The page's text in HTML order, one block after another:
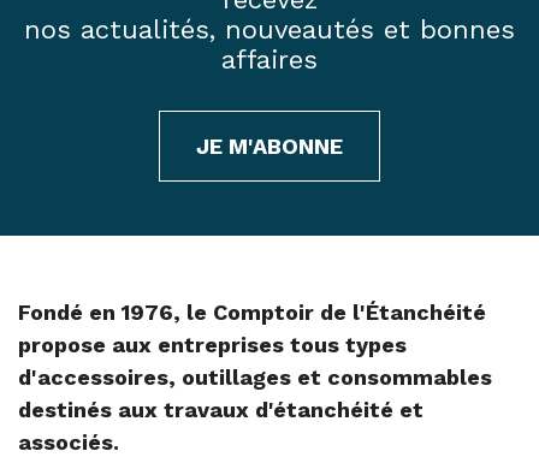
nos actualités, nouveautés et bonnes
affaires
JE M'ABONNE
Fondé en 1976, le Comptoir de l'Étanchéité
propose aux entreprises tous types
d'accessoires, outillages et consommables
destinés aux travaux d'étanchéité et
associés.